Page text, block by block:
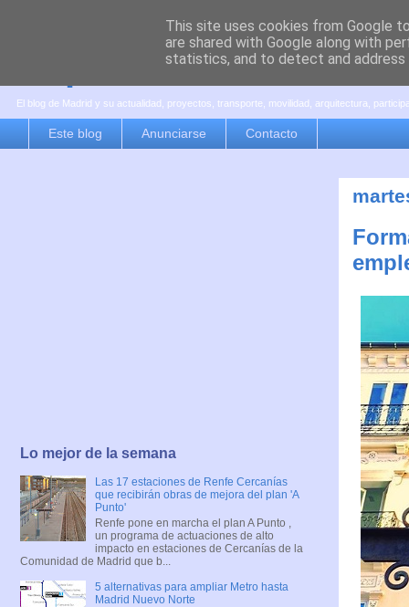
es por madrid
El blog de Madrid y su actualidad, proyectos, transporte, movilidad, arquitectura,
Este blog Anunciarse Contacto
Lo mejor de la semana
Las 17 estaciones de Renfe Cercanías
que recibirán obras de mejora del plan 'A
Punto'
Renfe pone en marcha el plan A Punto ,
un programa de actuaciones de alto
impacto en estaciones de Cercanías de la
Comunidad de Madrid que b...
5 alternativas para ampliar Metro hasta
Madrid Nuevo Norte
This site uses cookies from Google
are shared with Google along with
statistics, and to detect and address